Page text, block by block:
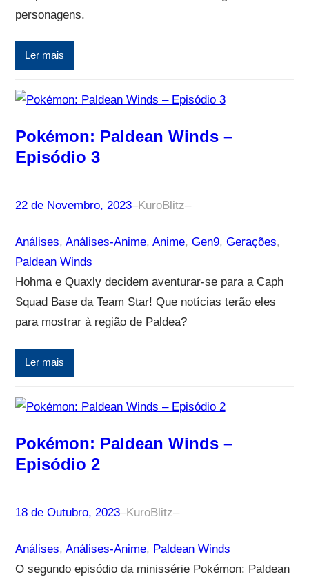
personagens.
Ler mais
Pokémon: Paldean Winds –
Episódio 3
22 de Novembro, 2023–KuroBlitz–
Análises, Análises-Anime, Anime, Gen9, Gerações
Paldean Winds
Hohma e Quaxly decidem aventurar-se para a Caph
Squad Base da Team Star! Que notícias terão eles
para mostrar à região de Paldea?
Ler mais
Pokémon: Paldean Winds –
Episódio 2
18 de Outubro, 2023–KuroBlitz–
Análises, Análises-Anime, Paldean Winds
O segundo episódio da minissérie Pokémon: Paldean